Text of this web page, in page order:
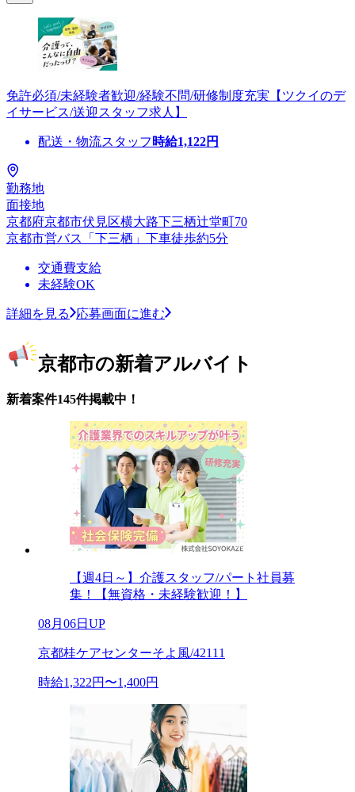
免許必須/未経験者歓迎/経験不問/研修制度充実【ツクイのデ
イサービス/送迎スタッフ求人】
配送・物流スタッフ 時給1,122円
勤務地
面接地
京都府京都市伏見区横大路下三栖辻堂町70
京都市営バス「下三栖」下車徒歩約5分
交通費支給
未経験OK
詳細を見る 応募画面に進む
京都市の新着アルバイト
新着案件145件掲載中！
【週4日～】介護スタッフ/パート社員募
集！【無資格・未経験歓迎！】
08月06日UP
京都桂ケアセンターそよ風/42111
時給1,322円〜1,400円